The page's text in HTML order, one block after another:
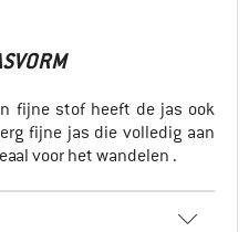
fijne stof heeft de jas ook
fijne jas die volledig aan
voor het wandelen .